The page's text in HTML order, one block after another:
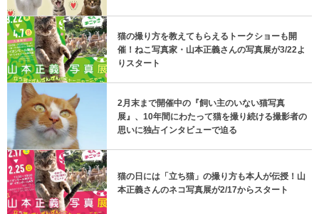
猫の撮り方を教えてもらえるトークショーも開
催！ねこ写真家・山本正義さんの写真展が3/22よ
りスタート
2月末まで開催中の『飼い主のいない猫写真
展』、10年間にわたって猫を撮り続ける撮影者の
思いに独占インタビューで迫る
猫の日には「立ち猫」の撮り方も本人が伝授！山
本正義さんのネコ写真展が2/17からスタート